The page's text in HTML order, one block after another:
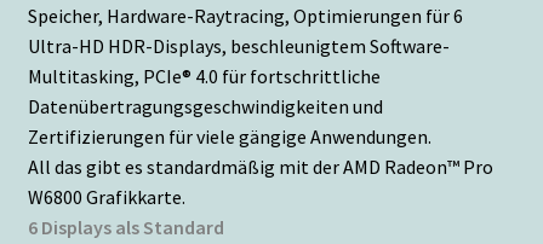
Speicher, Hardware-Raytracing, Optimierungen für 6
Ultra-HD HDR-Displays, beschleunigtem Software-
Multitasking, PCIe® 4.0 für fortschrittliche
Datenübertragungsgeschwindigkeiten und
Zertifizierungen für viele gängige Anwendungen.
All das gibt es standardmäßig mit der AMD Radeon™ Pro
W6800 Grafikkarte.
6 Displays als Standard